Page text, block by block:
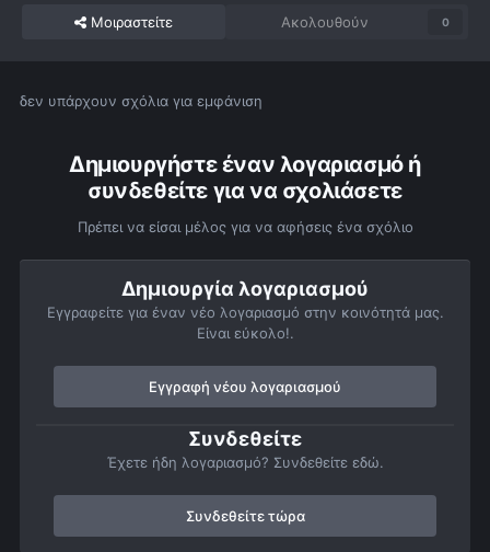
Μοιραστείτε Ακολουθούν 0
δεν υπάρχουν σχόλια για εμφάνιση
Δημιουργήστε έναν λογαριασμό ή
συνδεθείτε για να σχολιάσετε
Πρέπει να είσαι μέλος για να αφήσεις ένα σχόλιο
Δημιουργία λογαριασμού
Εγγραφείτε για έναν νέο λογαριασμό στην κοινότητά μας.
Είναι εύκολο!.
Εγγραφή νέου λογαριασμού
Συνδεθείτε
Έχετε ήδη λογαριασμό? Συνδεθείτε εδώ.
Συνδεθείτε τώρα